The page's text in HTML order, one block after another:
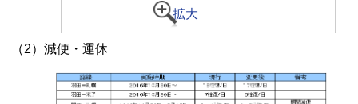
拡大
（2）減便・運休